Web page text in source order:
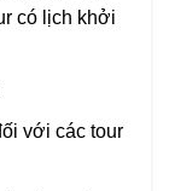
có lịch khởi
với các tour